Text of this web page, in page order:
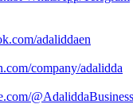
adaliddaen
company/adalidda